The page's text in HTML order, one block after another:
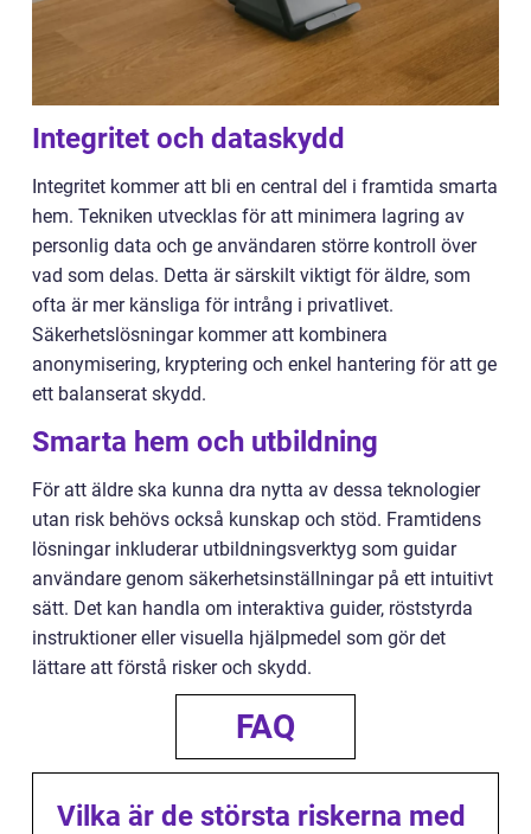
Integritet och dataskydd
Integritet kommer att bli en central del i framtida smarta
hem. Tekniken utvecklas för att minimera lagring av
personlig data och ge användaren större kontroll över
vad som delas. Detta är särskilt viktigt för äldre, som
ofta är mer känsliga för intrång i privatlivet.
Säkerhetslösningar kommer att kombinera
anonymisering, kryptering och enkel hantering för att ge
ett balanserat skydd.
Smarta hem och utbildning
För att äldre ska kunna dra nytta av dessa teknologier
utan risk behövs också kunskap och stöd. Framtidens
lösningar inkluderar utbildningsverktyg som guidar
användare genom säkerhetsinställningar på ett intuitivt
sätt. Det kan handla om interaktiva guider, röststyrda
instruktioner eller visuella hjälpmedel som gör det
lättare att förstå risker och skydd.
FAQ
Vilka är de största riskerna med